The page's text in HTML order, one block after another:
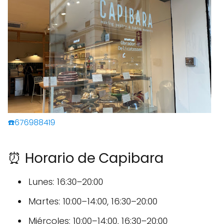
☎️676988419
⏰ Horario de Capibara
Lunes: 16:30–20:00
Martes: 10:00–14:00, 16:30–20:00
Miércoles: 10:00–14:00, 16:30–20:00